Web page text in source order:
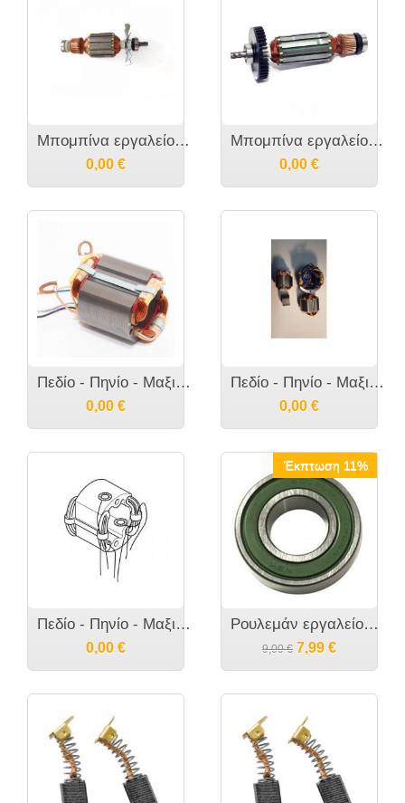
Μπομπίνα εργαλείου MAKITA 6300-4 - 512638-4
0,00 €
Μπομπίνα εργαλείου MAKITA DP4001 - 517358-5
0,00 €
Πεδίο - Πηνίο - Μαξιλαράκι εργαλείου MAKITA 6300-4 - 522265-9
0,00 €
Πεδίο - Πηνίο - Μαξιλαράκι εργαλείου MAKITA DP4001 - 633468-1
0,00 €
Πεδίο - Πηνίο - Μαξιλαράκι εργαλείου MAKITA 6013BR - 527436-3
0,00 €
Έκπτωση 11%
Ρουλεμάν εργαλείου MAKITA 608DDW [210005-4] HP2051F No34 antallaktiko 22X8X7
9,00 € 7,99 €